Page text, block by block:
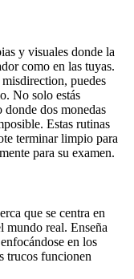
y visuales donde la
como en las tuyas.
puedes
No solo estás
donde dos monedas
Estas rutinas
terminar limpio para
para su examen.
que se centra en
mundo real. Enseña
en los
trucos funcionen